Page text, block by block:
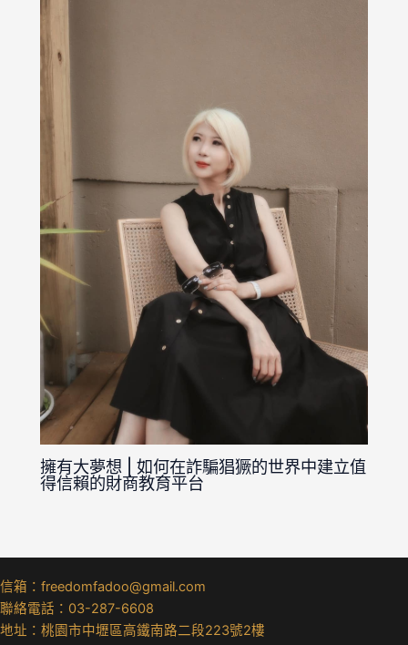
擁有大夢想 | 如何在詐騙猖獗的世界中建立值
得信賴的財商教育平台
信箱：freedomfadoo@gmail.com
聯絡電話：03-287-6608
地址：桃園市中壢區高鐵南路二段223號2樓